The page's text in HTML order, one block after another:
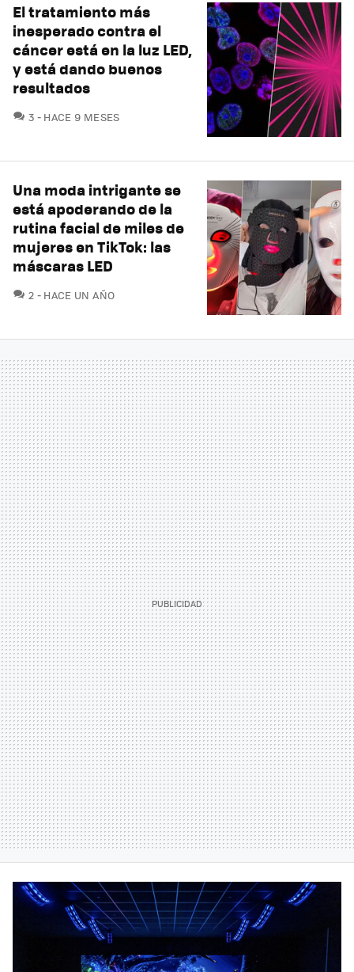
El tratamiento más
inesperado contra el
cáncer está en la luz LED,
y está dando buenos
resultados
3 COMENTARIOS
HACE 9 MESES
Una moda intrigante se
está apoderando de la
rutina facial de miles de
mujeres en TikTok: las
máscaras LED
2 COMENTARIOS
HACE UN AÑO